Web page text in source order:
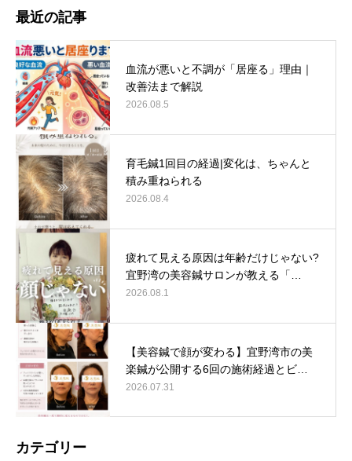
最近の記事
血流が悪いと不調が「居座る」理由｜
改善法まで解説
2026.08.5
育毛鍼1回目の経過|変化は、ちゃんと
積み重ねられる
2026.08.4
疲れて見える原因は年齢だけじゃない?
宜野湾の美容鍼サロンが教える「…
2026.08.1
【美容鍼で顔が変わる】宜野湾市の美
楽鍼が公開する6回の施術経過とビ…
2026.07.31
カテゴリー